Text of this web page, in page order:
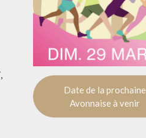
Date de la prochaine
Avonnaise à venir